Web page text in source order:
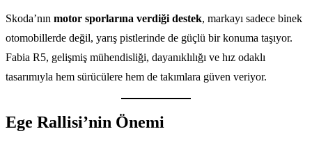
Skoda’nın motor sporlarına verdiği destek, markayı sadece binek
otomobillerde değil, yarış pistlerinde de güçlü bir konuma taşıyor.
Fabia R5, gelişmiş mühendisliği, dayanıklılığı ve hız odaklı
tasarımıyla hem sürücülere hem de takımlara güven veriyor.
Ege Rallisi’nin Önemi